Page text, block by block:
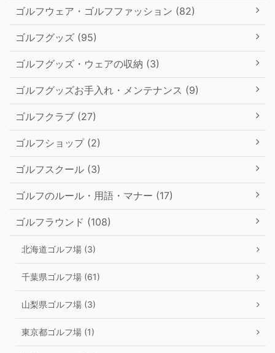
ゴルフウェア・ゴルフファッション (82)
ゴルフグッズ (95)
ゴルフグッズ・ウェアの収納 (3)
ゴルフグッズお手入れ・メンテナンス (9)
ゴルフクラブ (27)
ゴルフショップ (2)
ゴルフスクール (3)
ゴルフのルール・用語・マナー (17)
ゴルフラウンド (108)
北海道ゴルフ場 (3)
千葉県ゴルフ場 (61)
山梨県ゴルフ場 (3)
東京都ゴルフ場 (1)